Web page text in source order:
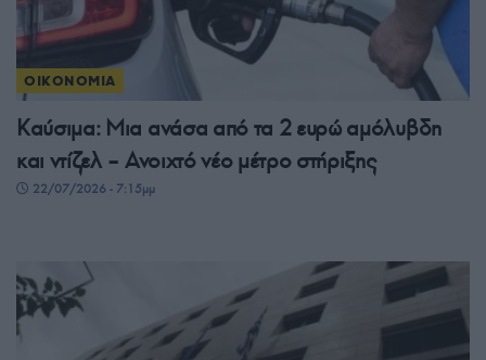
ΟΙΚΟΝΟΜΙΑ
Καύσιμα: Μια ανάσα από τα 2 ευρώ αμόλυβδη
και ντίζελ – Ανοιχτό νέο μέτρο στήριξης
22/07/2026 - 7:15μμ